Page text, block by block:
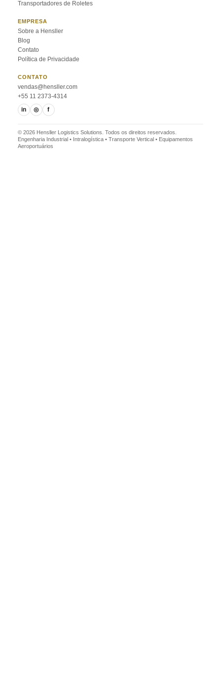
Transportadores de Roletes
EMPRESA
Sobre a Hensller
Blog
Contato
Política de Privacidade
CONTATO
vendas@hensller.com
+55 11 2373-4314
in ◎ f
© 2026 Hensller Logistics Solutions. Todos os direitos reservados.
Engenharia Industrial • Intralogística • Transporte Vertical • Equipamentos
Aeroportuários